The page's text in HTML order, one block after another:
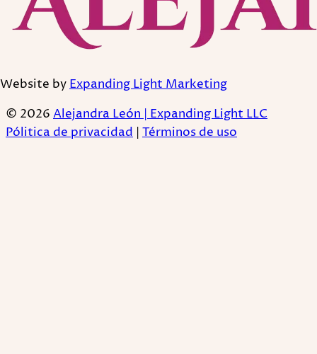
Website byExpanding Light Marketing
© 2026 Alejandra León | Expanding Light LLC
Pólitica de privacidad Términos de uso